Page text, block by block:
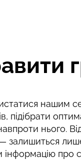
нашим
підібрати
нього.
залишиться
інформацію